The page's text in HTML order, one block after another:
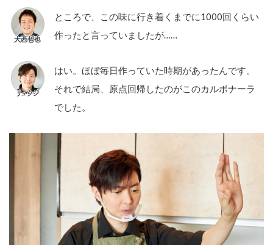
ところで、この味に行き着くまでに1000回くらい
作ったと言っていましたが……
はい。ほぼ毎日作っていた時期があったんです。
それで結局、原点回帰したのがこのカルボナーラ
でした。